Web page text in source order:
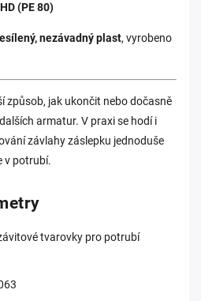
(PE 80)
nezávadný plast, vyrobeno
způsob, jak ukončit nebo dočasně
armatur. V praxi se hodí i
závlahy záslepku jednoduše
v potrubí.
tvarovky pro potrubí